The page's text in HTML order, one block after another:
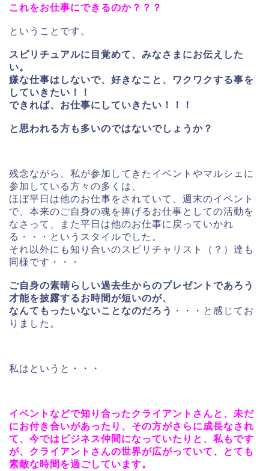
これをお仕事にできるのか？？？
ということです。
スピリチュアルに目覚めて、みなさまにお伝えした
い。
嫌な仕事はしないで、好きなこと、ワクワクする事を
していきたい！！
できれば、お仕事にしていきたい！！！
と思われる方も多いのではないでしょうか？
残念ながら、私が参加してきたイベントやマルシェに
参加している方々の多くは、
ほぼ平日は他のお仕事をされていて、週末のイベント
で、本来のご自身の魂を捧げるお仕事としての活動を
なさって、また平日は他のお仕事に戻っていかれ
る・・・というスタイルでした。
それ以外にも知り合いのスピリチャリスト（？）達も
同様です・・・
ご自身の素晴らしい過去生からのプレゼントであろう
才能を披露するお時間が短いのが、
なんてもったいないことなのだろう
・・・と感じてお
りました。
私はというと・・・
イベントなどで知り合ったクライアントさんと、未だ
にお付き合いがあったり、その方がさらに成長なされ
て、今ではビジネス仲間になっていたりと、私もです
が、クライアントさんの世界が広がっていて、とても
素敵な時間を過ごしています。